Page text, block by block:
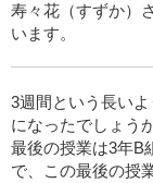
寿々花（すずか）
います。
3週間という長い
になったでしょうか
最後の授業は3年B
で、この最後の授